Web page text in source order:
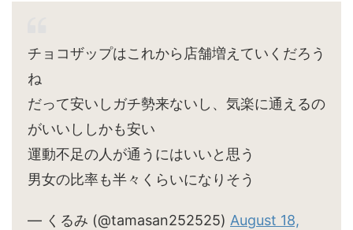
チョコザップはこれから店舗増えていくだろう
ね
だって安いしガチ勢来ないし、気楽に通えるの
がいいししかも安い
運動不足の人が通うにはいいと思う
男女の比率も半々くらいになりそう
— くるみ (@tamasan252525) August 18,